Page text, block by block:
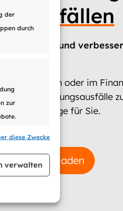
der
durch
zur
diese Zwecke
verwalten
herunter und
oder im
um Zahlungsausfälle
das Richtige für Sie.
herunterladen